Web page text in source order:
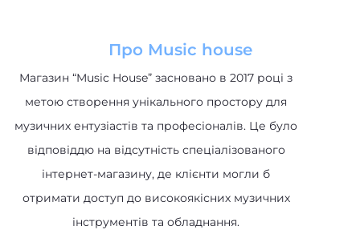
Про Music house
Магазин “Music House” засновано в 2017 році з
метою створення унікального простору для
музичних ентузіастів та професіоналів. Це було
відповіддю на відсутність спеціалізованого
інтернет-магазину, де клієнти могли б
отримати доступ до високоякісних музичних
інструментів та обладнання.